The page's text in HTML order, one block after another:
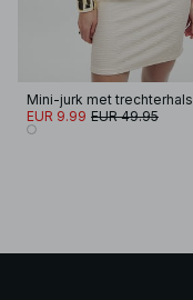
Mini-jurk met trechterhals
EUR 9.99 EUR 49.95